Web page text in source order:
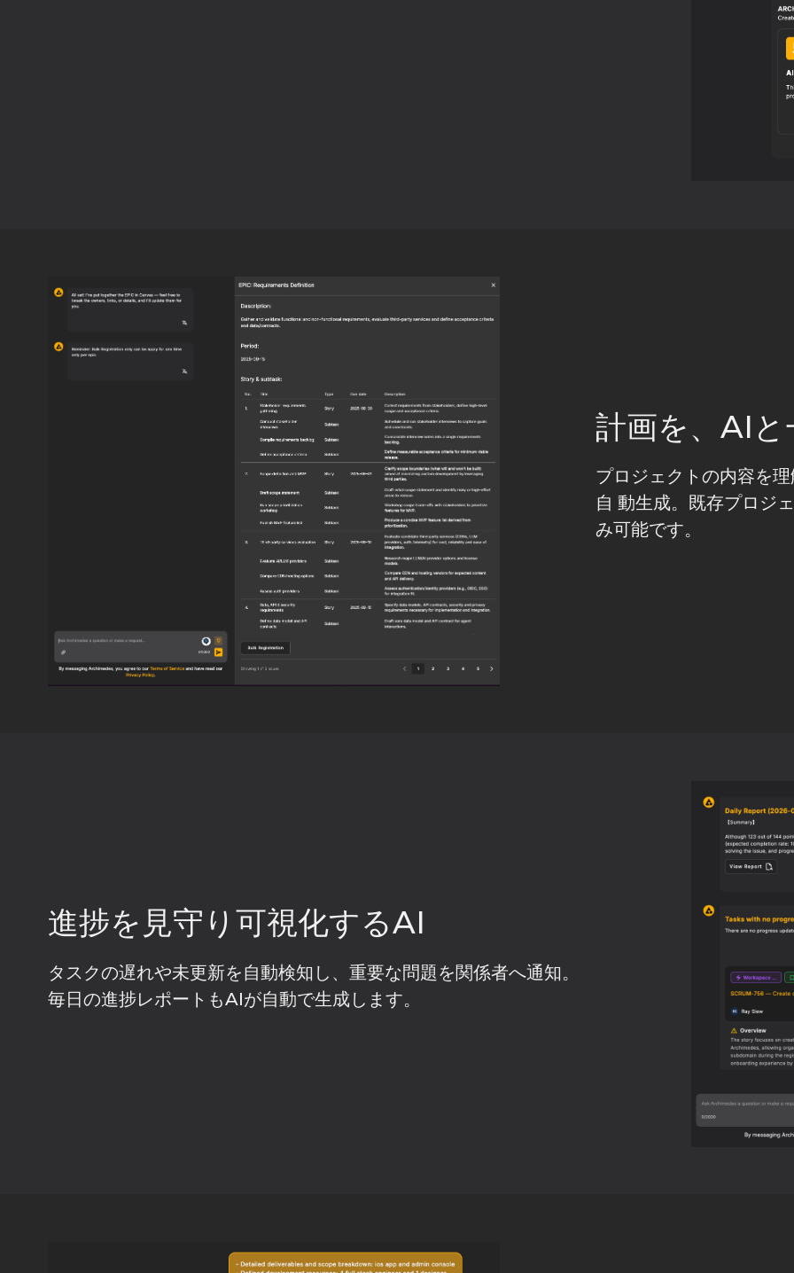
計画を、AI
プロジェクトの内容を
自 動生成。既存プロジ
み可能です。
進捗を見守り可視化するAI
タスクの遅れや未更新を自動検知し、重要な問題を関係者へ通知。
毎日の進捗レポートもAIが自動で生成します。